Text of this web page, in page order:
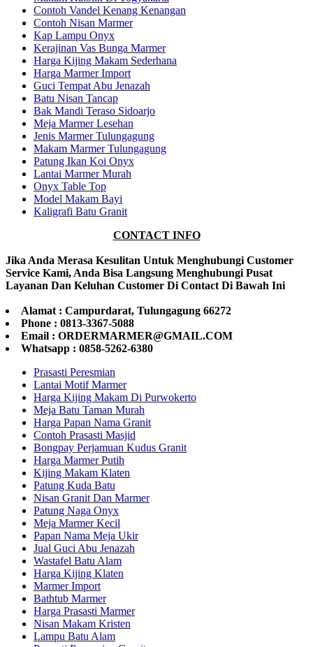
Contoh Vandel Kenang Kenangan
Contoh Nisan Marmer
Kap Lampu Onyx
Kerajinan Vas Bunga Marmer
Harga Kijing Makam Sederhana
Harga Marmer Import
Guci Tempat Abu Jenazah
Batu Nisan Tancap
Bak Mandi Teraso Sidoarjo
Meja Marmer Lesehan
Jenis Marmer Tulungagung
Makam Marmer Tulungagung
Patung Ikan Koi Onyx
Lantai Marmer Murah
Onyx Table Top
Model Makam Bayi
Kaligrafi Batu Granit
CONTACT INFO
Jika Anda Merasa Kesulitan Untuk Menghubungi Customer
Service Kami, Anda Bisa Langsung Menghubungi Pusat
Layanan Dan Keluhan Customer Di Contact Di Bawah Ini
Alamat : Campurdarat, Tulungagung 66272
Phone : 0813-3367-5088
Email : ORDERMARMER@GMAIL.COM
Whatsapp : 0858-5262-6380
Prasasti Peresmian
Lantai Motif Marmer
Harga Kijing Makam Di Purwokerto
Meja Batu Taman Murah
Harga Papan Nama Granit
Contoh Prasasti Masjid
Bongpay Perjamuan Kudus Granit
Harga Marmer Putih
Kijing Makam Klaten
Patung Kuda Batu
Nisan Granit Dan Marmer
Patung Naga Onyx
Meja Marmer Kecil
Papan Nama Meja Ukir
Jual Guci Abu Jenazah
Wastafel Batu Alam
Harga Kijing Klaten
Marmer Import
Bathtub Marmer
Harga Prasasti Marmer
Nisan Makam Kristen
Lampu Batu Alam